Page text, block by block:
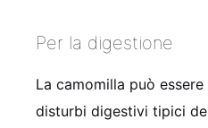
Per la digestione
La camomilla può
disturbi digestivi tipici